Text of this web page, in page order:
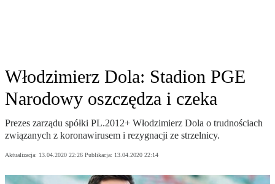
Włodzimierz Dola: Stadion PGE
Narodowy oszczędza i czeka
Prezes zarządu spółki PL.2012+ Włodzimierz Dola o trudnościach
związanych z koronawirusem i rezygnacji ze strzelnicy.
Aktualizacja: 13.04.2020 22:26 Publikacja: 13.04.2020 22:14